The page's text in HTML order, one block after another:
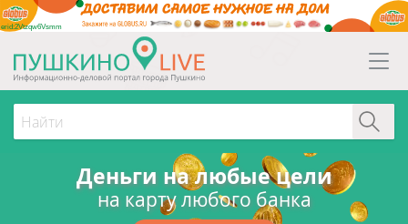
erid:2Vtzqw6Vsmm
Деньги на любые цели
на карту любого банка